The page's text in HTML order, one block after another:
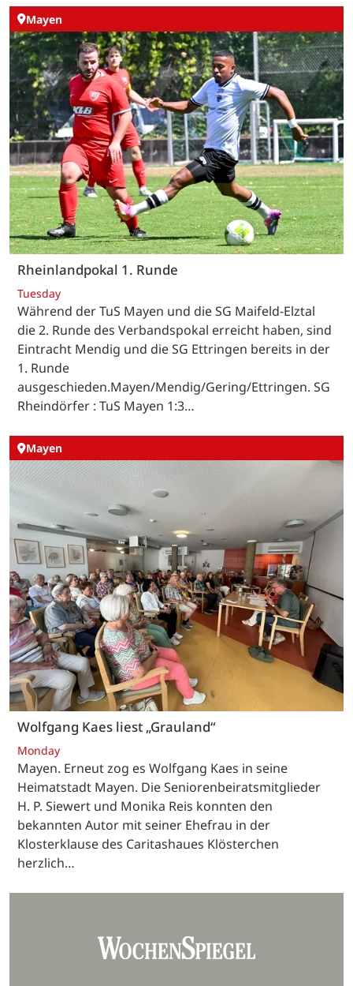
Mayen
Rheinlandpokal 1. Runde
Tuesday
Während der TuS Mayen und die SG Maifeld-Elztal
die 2. Runde des Verbandspokal erreicht haben, sind
Eintracht Mendig und die SG Ettringen bereits in der
1. Runde
ausgeschieden.Mayen/Mendig/Gering/Ettringen. SG
Rheindörfer : TuS Mayen 1:3…
Mayen
Wolfgang Kaes liest „Grauland“
Monday
Mayen. Erneut zog es Wolfgang Kaes in seine
Heimatstadt Mayen. Die Seniorenbeiratsmitglieder
H. P. Siewert und Monika Reis konnten den
bekannten Autor mit seiner Ehefrau in der
Klosterklause des Caritashaues Klösterchen
herzlich…